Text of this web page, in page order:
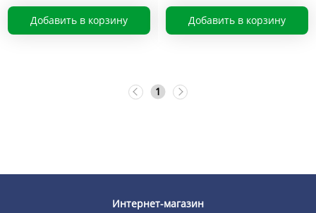
Добавить в корзину Добавить в корзину
1
Интернет-магазин